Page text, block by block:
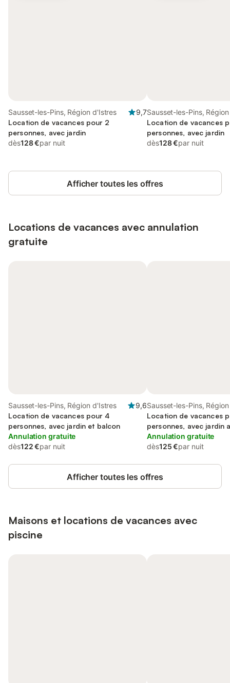
Sausset-les-Pins, Région d'Istres
9,7
Location de vacances pour 2
personnes, avec jardin
dès128 €par nuit
Sausset-les-Pins,
Location de vacances
personnes, avec jardin
dès128 €par nuit
Afficher toutes les offres
Locations de vacances avec annulation
gratuite
Sausset-les-Pins, Région d'Istres
9,6
Location de vacances pour 4
personnes, avec jardin et balcon
Annulation gratuite
dès122 €par nuit
Sausset-les-Pins,
Location de vacances
personnes, avec jardin
terrasse et piscine
Annulation gratuite
dès125 €par nuit
Afficher toutes les offres
Maisons et locations de vacances avec
piscine